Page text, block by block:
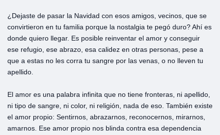
¿Dejaste de pasar la Navidad con esos amigos, vecinos, que se
convirtieron en tu familia porque la nostalgia te pegó duro? Ahí es
donde quiero llegar. Es posible reinventar el amor y conseguir
ese refugio, ese abrazo, esa calidez en otras personas, pese a
que a estas no les corra tu sangre por las venas, o no lleven tu
apellido.
El amor es una palabra infinita que no tiene fronteras, ni apellido,
ni tipo de sangre, ni color, ni religión, nada de eso. También existe
el amor propio: Sentirnos, abrazarnos, reconocernos, mirarnos,
amarnos. Ese amor propio nos blinda contra esa dependencia